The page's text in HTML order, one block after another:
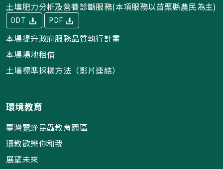
土壤肥力分析及營養診斷服務(本項服務以苗栗縣農民為主)
ODT PDF
本場提升政府服務品質執行計畫
本場場地租借
土壤標準採樣方法（影片連結）
環境教育
臺灣蠶蜂昆蟲教育園區
環教歡樂你和我
展望未來